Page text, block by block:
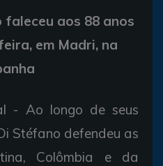
aos 88 anos
em Madri, na
- Ao longo de seus
Stéfano defendeu as
Colômbia e da